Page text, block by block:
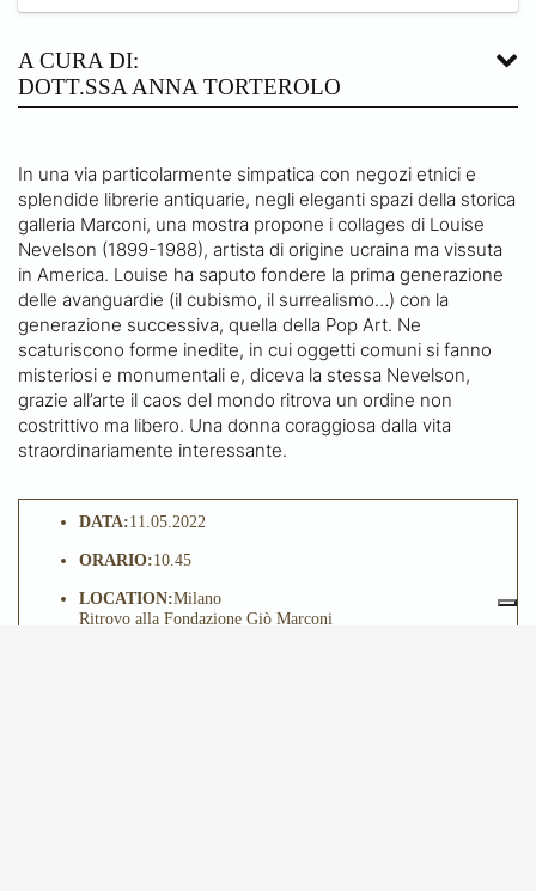
A CURA DI:
DOTT.SSA ANNA TORTEROLO
In una via particolarmente simpatica con negozi etnici e
splendide librerie antiquarie, negli eleganti spazi della storica
galleria Marconi, una mostra propone i collages di Louise
Nevelson (1899-1988), artista di origine ucraina ma vissuta
in America. Louise ha saputo fondere la prima generazione
delle avanguardie (il cubismo, il surrealismo…) con la
generazione successiva, quella della Pop Art. Ne
scaturiscono forme inedite, in cui oggetti comuni si fanno
misteriosi e monumentali e, diceva la stessa Nevelson,
grazie all’arte il caos del mondo ritrova un ordine non
costrittivo ma libero. Una donna coraggiosa dalla vita
straordinariamente interessante.
DATA:11.05.2022
ORARIO:10.45
LOCATION:Milano
Ritrovo alla Fondazione Giò Marconi